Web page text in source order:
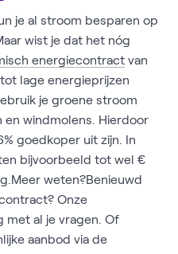
je al stroom besparen op
wist je dat het nóg
energiecontract van
lage energieprijzen
je groene stroom
en windmolens. Hierdoor
goedkoper uit zijn. In
bijvoorbeeld tot wel €
weten?Benieuwd
Onze
met al je vragen. Of
aanbod via de